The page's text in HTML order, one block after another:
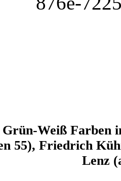
Weiß
55), Friedrich
Lenz